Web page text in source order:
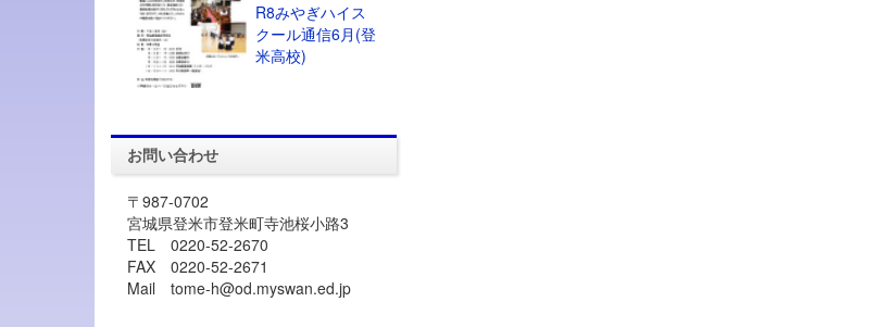
R8みやぎハイス
クール通信6月(登
米高校)
お問い合わせ
〒987-0702
宮城県登米市登米町寺池桜小路3
TEL 0220-52-2670
FAX 0220-52-2671
Mail tome-h@od.myswan.ed.jp